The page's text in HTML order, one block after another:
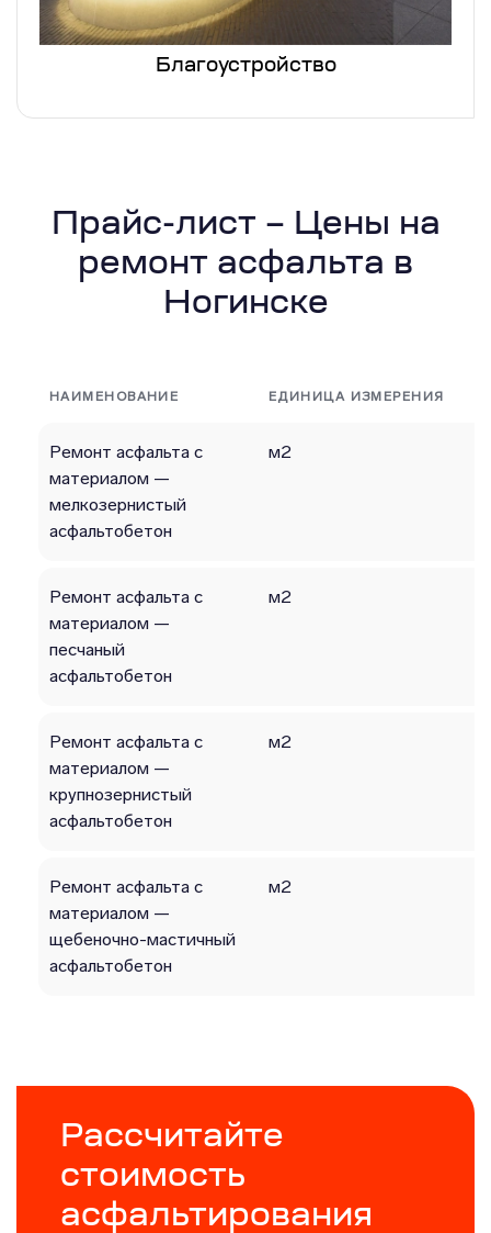
Благоустройство
Прайс-лист – Цены на
ремонт асфальта в
Ногинске
НАИМЕНОВАНИЕ ЕДИНИЦА ИЗМЕРЕНИЯ
Ремонт асфальта с
материалом —
мелкозернистый
асфальтобетон
м2
Ремонт асфальта с
материалом —
песчаный
асфальтобетон
м2
Ремонт асфальта с
материалом —
крупнозернистый
асфальтобетон
м2
Ремонт асфальта с
материалом —
щебеночно-мастичный
асфальтобетон
м2
Рассчитайте
стоимость
асфальтирования